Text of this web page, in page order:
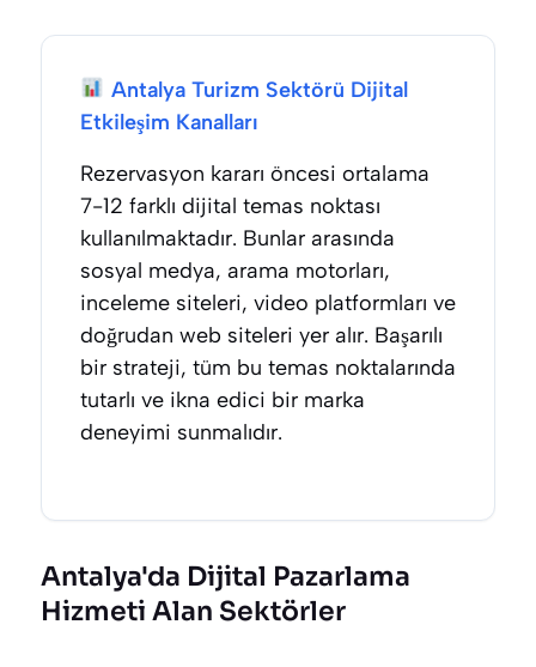
Antalya Turizm Sektörü Dijital
Etkileşim Kanalları
Rezervasyon kararı öncesi ortalama
7-12 farklı dijital temas noktası
kullanılmaktadır. Bunlar arasında
sosyal medya, arama motorları,
inceleme siteleri, video platformları ve
doğrudan web siteleri yer alır. Başarılı
bir strateji, tüm bu temas noktalarında
tutarlı ve ikna edici bir marka
deneyimi sunmalıdır.
Antalya'da Dijital Pazarlama
Hizmeti Alan Sektörler